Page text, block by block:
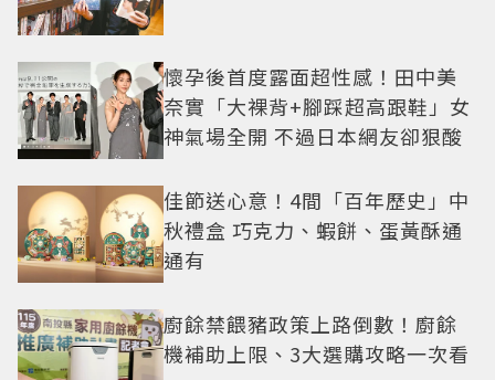
懷孕後首度露面超性感！田中美
奈實「大裸背+腳踩超高跟鞋」女
神氣場全開 不過日本網友卻狠酸
佳節送心意！4間「百年歷史」中
秋禮盒 巧克力、蝦餅、蛋黃酥通
通有
廚餘禁餵豬政策上路倒數！廚餘
機補助上限、3大選購攻略一次看